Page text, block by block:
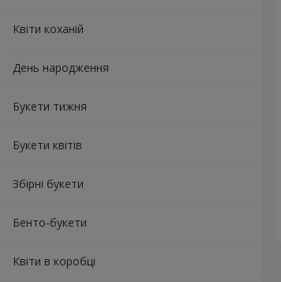
Квіти коханій
День народження
Букети тижня
Букети квітів
Збірні букети
Бенто-букети
Квіти в коробці